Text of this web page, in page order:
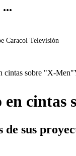
Caracol Televisión
cintas sobre "X-
en
sus